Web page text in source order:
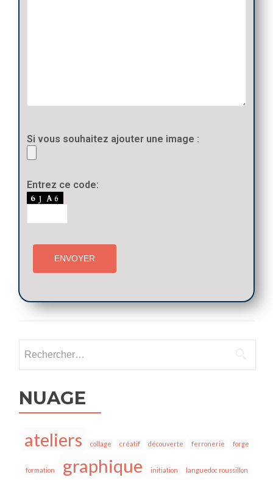
Si vous souhaitez ajouter une image :
Entrez ce code:
NUAGE
ateliers
collage créatif découverte ferronerie forge
formation graphique initiation languedoc roussillon